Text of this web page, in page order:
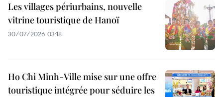
Les villages périurbains, nouvelle
vitrine touristique de Hanoï
30/07/2026 03:18
Ho Chi Minh-Ville mise sur une offre
touristique intégrée pour séduire les